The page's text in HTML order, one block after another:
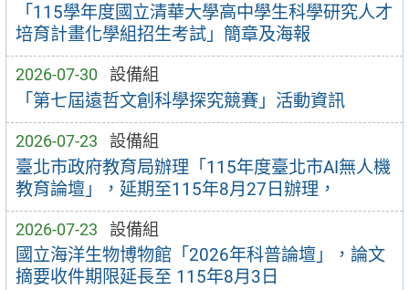
「115學年度國立清華大學高中學生科學研究人才
培育計畫化學組招生考試」簡章及海報
2026-07-30 設備組
「第七屆遠哲文創科學探究競賽」活動資訊
2026-07-23 設備組
臺北市政府教育局辦理「115年度臺北市AI無人機
教育論壇」，延期至115年8月27日辦理，
2026-07-23 設備組
國立海洋生物博物館「2026年科普論壇」，論文
摘要收件期限延長至 115年8月3日